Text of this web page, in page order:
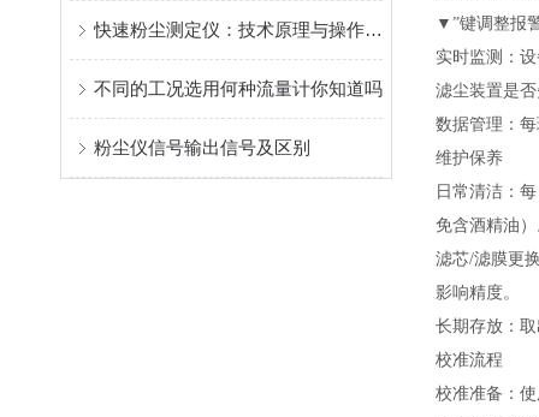
快速粉尘测定仪：技术原理与操作指南
不同的工况选用何种流量计你知道吗
粉尘仪信号输出信号及区别
▼”键调整报
实时监测：
滤尘装置是
数据管理：
维护保养
日常清洁：
免含酒精油
滤芯/滤膜更
影响精度。
长期存放：
校准流程
校准准备：